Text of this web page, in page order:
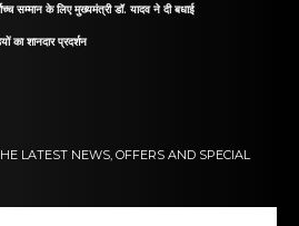
सम्मान के लिए मुख्यमंत्री डॉ. यादव ने दी बधाई
का शानदार प्रदर्शन
LATEST NEWS, OFFERS AND SPECIAL